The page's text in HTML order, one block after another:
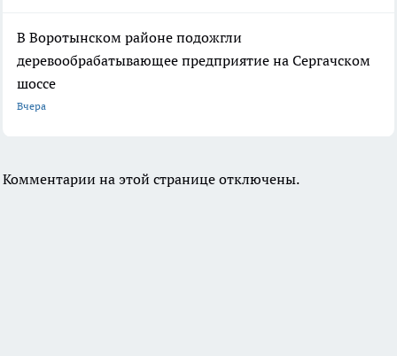
В Воротынском районе подожгли
деревообрабатывающее предприятие на Сергачском
шоссе
Вчера
Комментарии на этой странице отключены.